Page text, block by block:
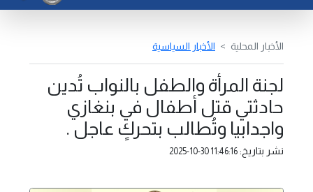
الأخبار المحلية الأخبار السياسية
لجنة المرأة والطفل بالنواب تُدين
حادثتي قتل أطفال في بنغازي
واجدابيا وتُطالب بتحركٍ عاجل .
نشر بتاريخ: 2025-10-30 11:46:16